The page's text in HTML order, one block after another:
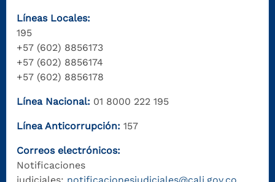
Líneas Locales:
195
+57 (602) 8856173
+57 (602) 8856174
+57 (602) 8856178
Línea Nacional: 01 8000 222 195
Línea Anticorrupción: 157
Correos electrónicos:
Notificaciones